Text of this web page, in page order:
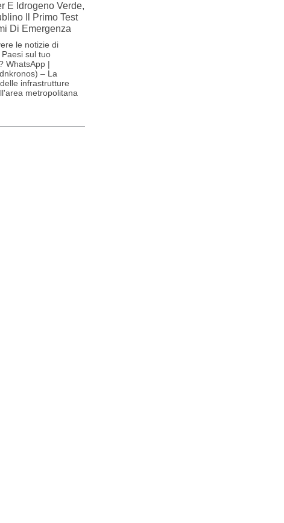
E Idrogeno Verde,
Il Primo Test
Di Emergenza
le notizie di
sul tuo
WhatsApp |
– La
infrastrutture
metropolitana